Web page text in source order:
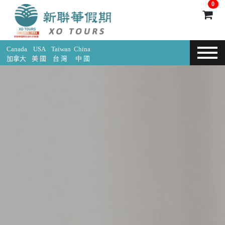
Canada
加拿大
USA
美 國
Taiwan
台 灣
China
中 國
0